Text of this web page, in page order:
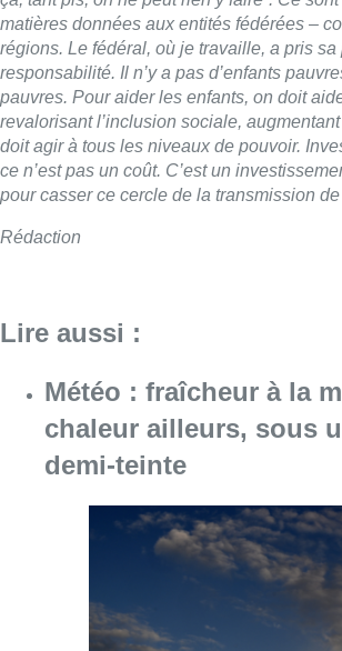
Lire aussi :
Météo : fraîcheur à la
chaleur ailleurs, sous
demi-teinte
Consulter l'article
Jupiler Pro League :